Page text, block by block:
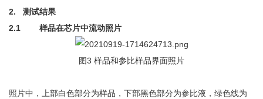
2. 测试结果
2.1 样品在芯片中流动照片
图3 样品和参比样品界面照片
照片中，上部白色部分为样品，下部黑色部分为参比液，绿色线为